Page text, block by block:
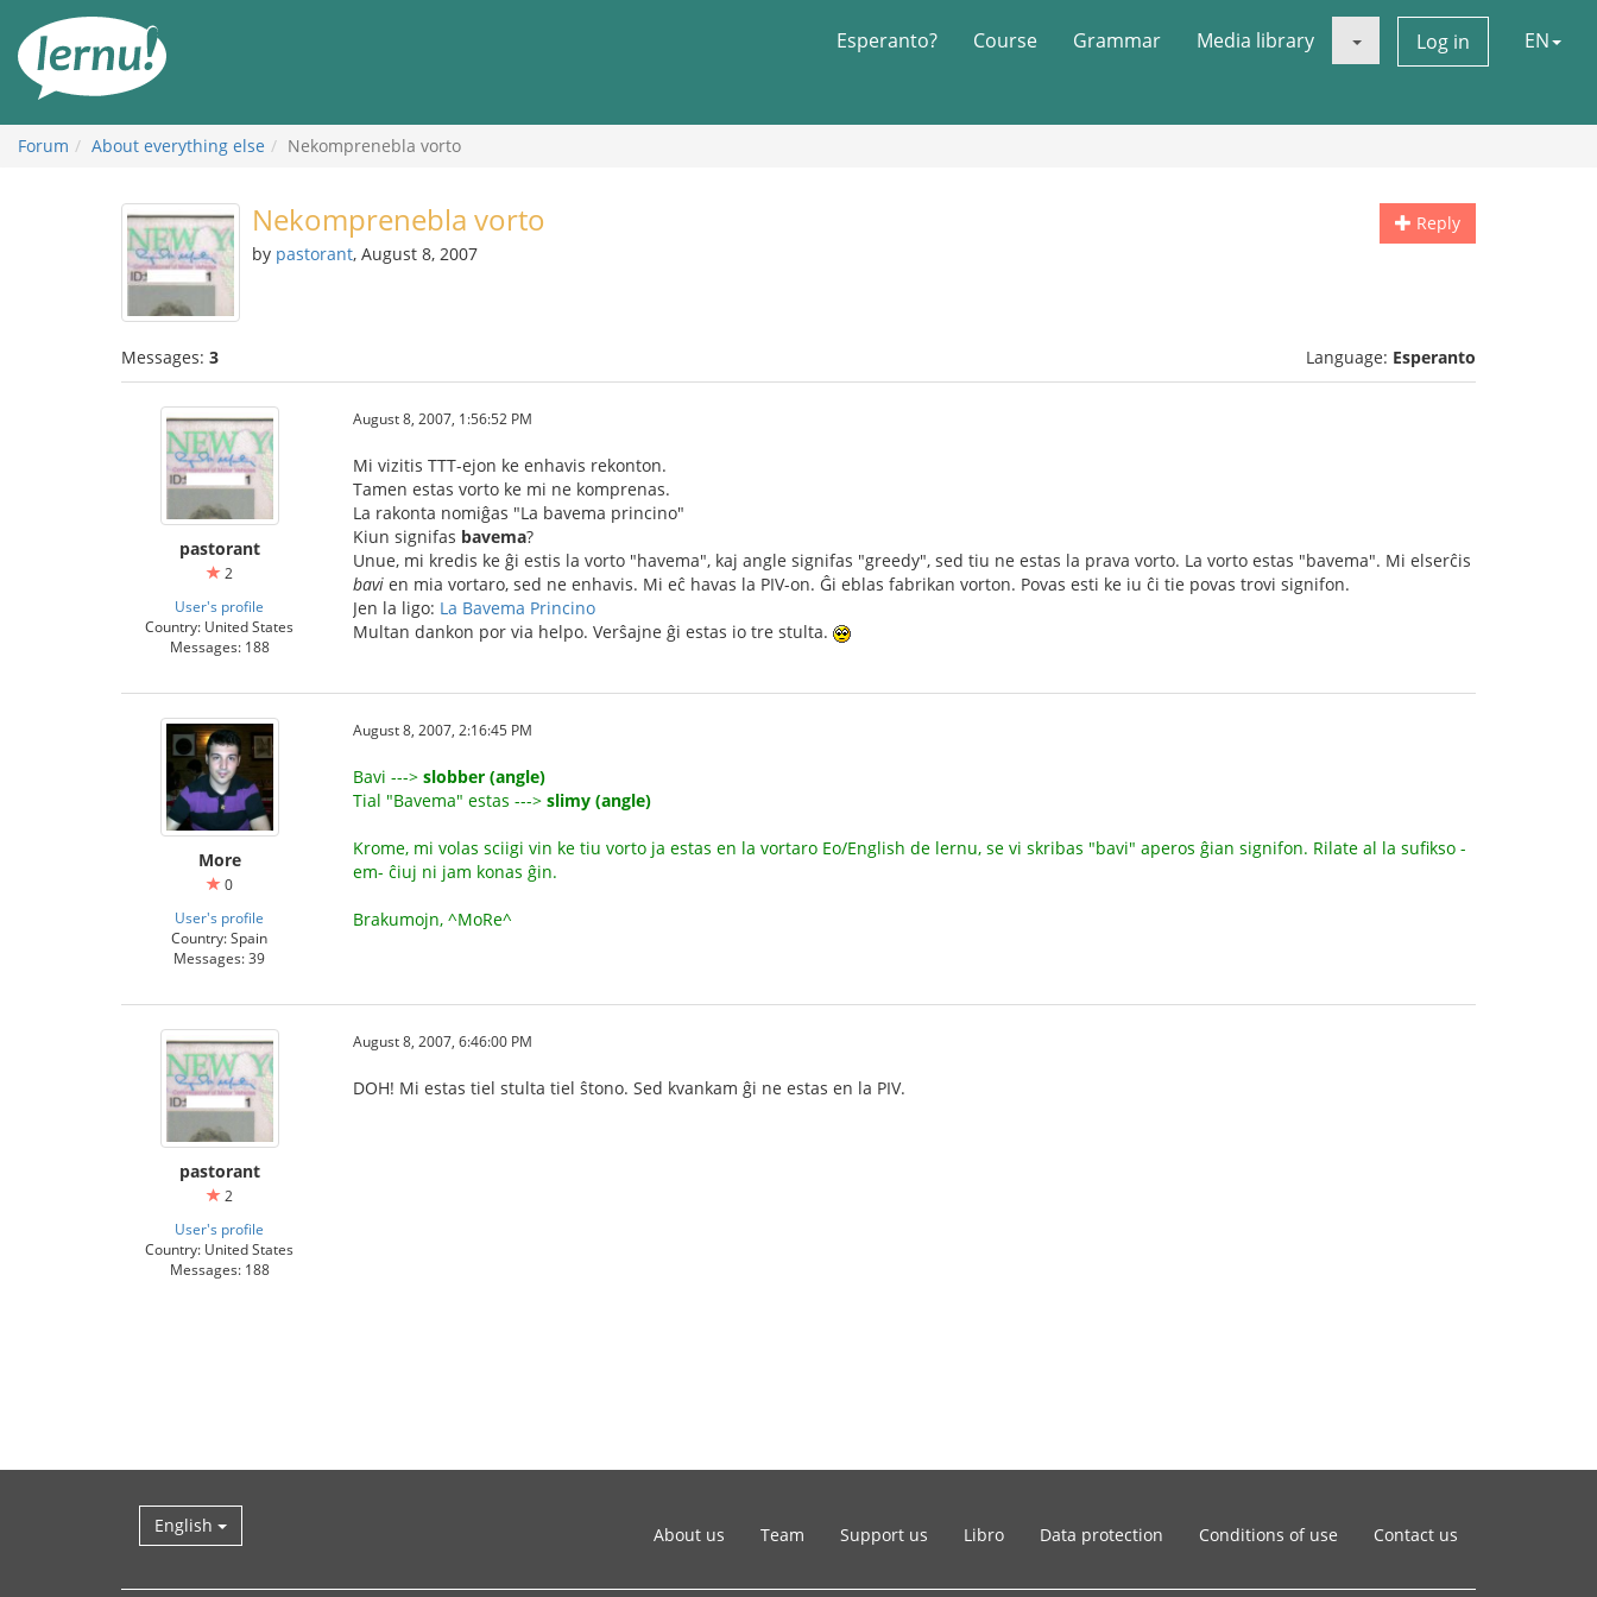
the
content
Esperanto? Course Grammar Media library Log in EN
Forum About everything else Nekomprenebla vorto
Reply
Nekomprenebla vorto
by pastorant, August 8, 2007
Messages: 3 Language: Esperanto
pastorant
2
User's profile
Country: United States
Messages: 188
August 8, 2007, 1:56:52 PM
Mi vizitis TTT-ejon ke enhavis rekonton.
Tamen estas vorto ke mi ne komprenas.
La rakonta nomiĝas "La bavema princino"
Kiun signifas bavema?
Unue, mi kredis ke ĝi estis la vorto "havema", kaj angle signifas "greedy", sed tiu ne estas la prava vorto. La vorto estas "bavema". Mi elserĉis
bavi en mia vortaro, sed ne enhavis. Mi eĉ havas la PIV-on. Ĝi eblas fabrikan vorton. Povas esti ke iu ĉi tie povas trovi signifon.
Jen la ligo: La Bavema Princino
Multan dankon por via helpo. Verŝajne ĝi estas io tre stulta.
More
0
User's profile
Country: Spain
Messages: 39
August 8, 2007, 2:16:45 PM
Bavi ---> slobber (angle)
Tial "Bavema" estas ---> slimy (angle)
Krome, mi volas sciigi vin ke tiu vorto ja estas en la vortaro Eo/English de lernu, se vi skribas "bavi" aperos ĝian signifon. Rilate al la sufikso -
em- ĉiuj ni jam konas ĝin.
Brakumojn, ^MoRe^
pastorant
2
User's profile
Country: United States
Messages: 188
August 8, 2007, 6:46:00 PM
DOH! Mi estas tiel stulta tiel ŝtono. Sed kvankam ĝi ne estas en la PIV.
English About us Team Support us Libro Data protection Conditions of use Contact us